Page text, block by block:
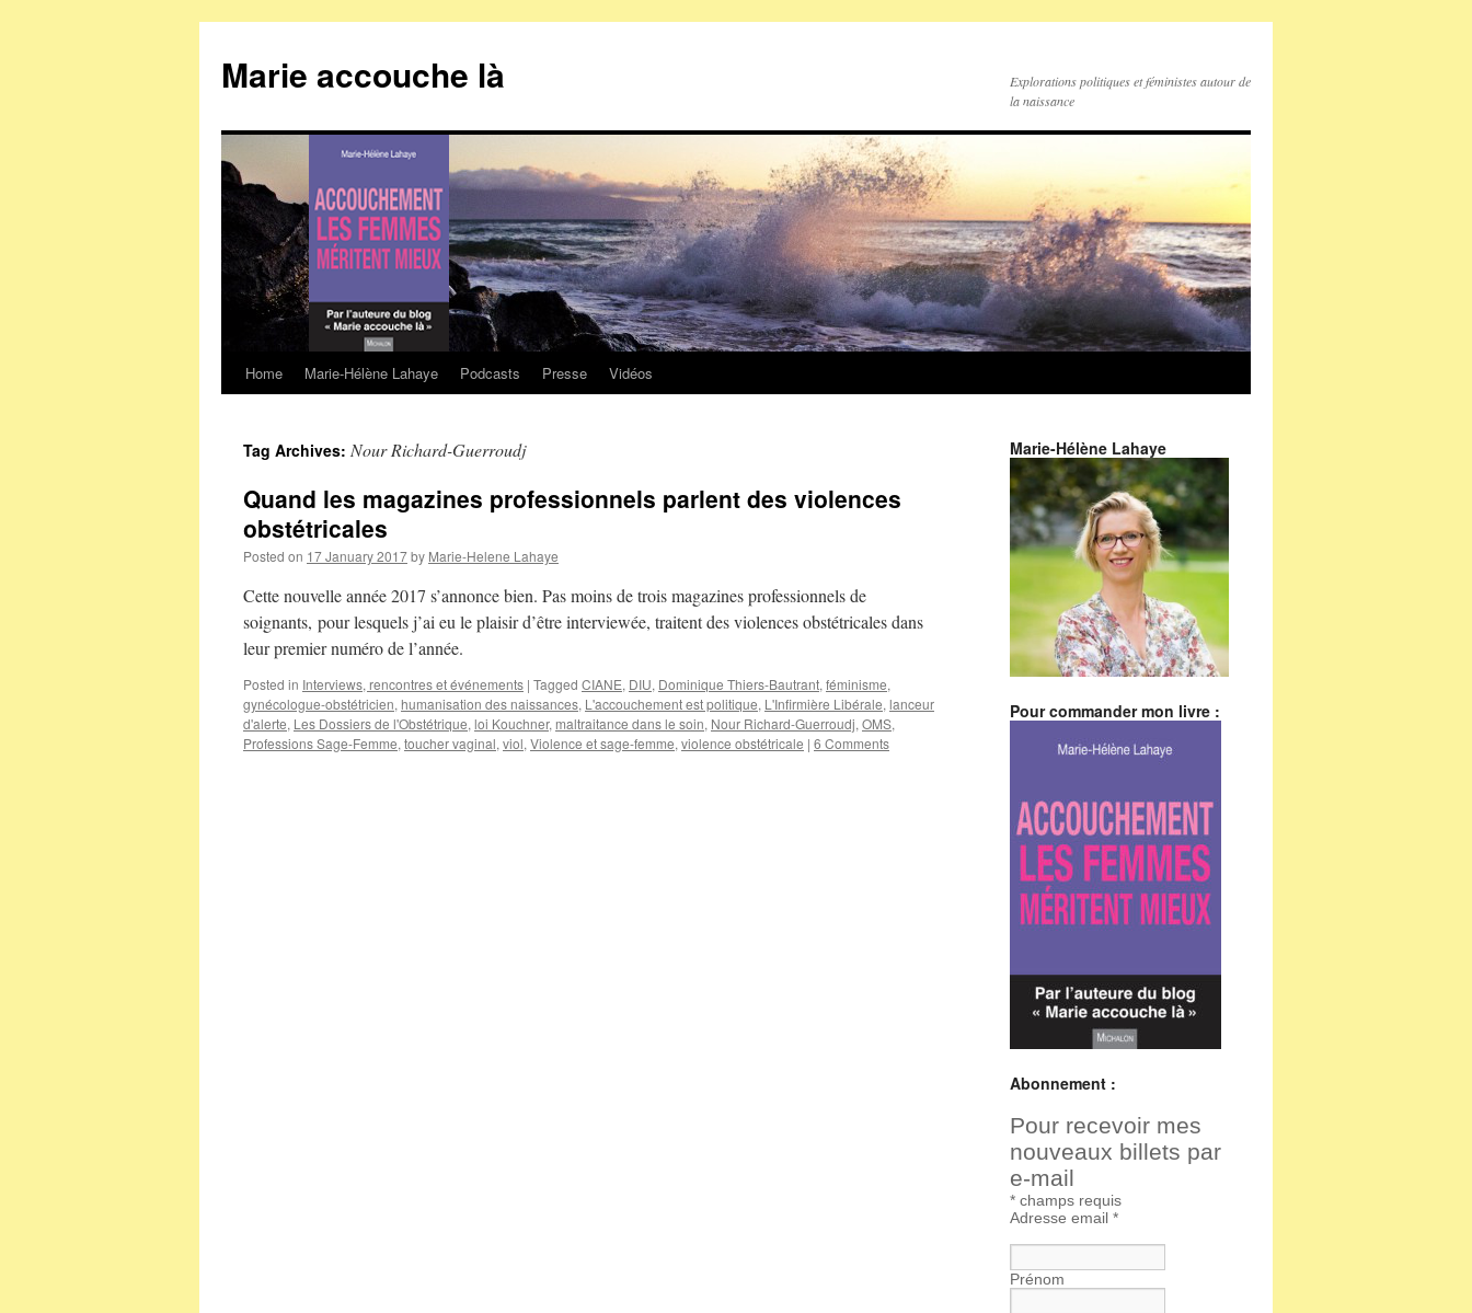
Marie accouche là
Explorations politiques et féministes autour de
la naissance
Skip
content
Home Marie-Hélène Lahaye Podcasts Presse Vidéos
Tag Archives: Nour Richard-Guerroudj
Quand les magazines professionnels parlent des violences
obstétricales
Posted on 17 January 2017by Marie-Helene Lahaye
Cette nouvelle année 2017 s’annonce bien. Pas moins de trois magazines professionnels de
soignants, pour lesquels j’ai eu le plaisir d’être interviewée, traitent des violences obstétricales dans
leur premier numéro de l’année.
Posted in Interviews, rencontres et événements | Tagged CIANE, DIU, Dominique Thiers-Bautrant, féminisme,
gynécologue-obstétricien, humanisation des naissances, L'accouchement est politique, L'Infirmière Libérale, lanceur
d'alerte, Les Dossiers de l'Obstétrique, loi Kouchner, maltraitance dans le soin, Nour Richard-Guerroudj, OMS,
Professions Sage-Femme, toucher vaginal, viol, Violence et sage-femme, violence obstétricale | 6 Comments
Marie-Hélène Lahaye
Pour commander mon livre :
Abonnement :
Pour recevoir mes
nouveaux billets par
e-mail
* champs requis
Adresse email *
Prénom